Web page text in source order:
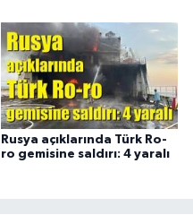
Rusya açıklarında Türk Ro-
ro gemisine saldırı: 4 yaralı